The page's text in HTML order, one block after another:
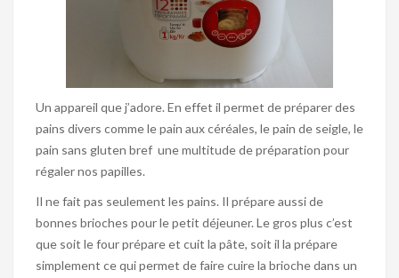
Un appareil que j’adore. En effet il permet de préparer des
pains divers comme le pain aux céréales, le pain de seigle, le
pain sans gluten bref une multitude de préparation pour
régaler nos papilles.
Il ne fait pas seulement les pains. Il prépare aussi de
bonnes brioches pour le petit déjeuner. Le gros plus c’est
que soit le four prépare et cuit la pâte, soit il la prépare
simplement ce qui permet de faire cuire la brioche dans un